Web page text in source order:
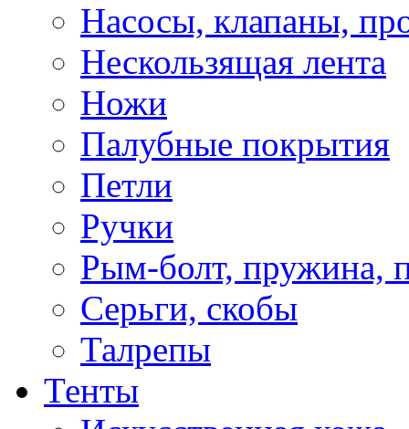
Насосы, клапаны,
Нескользящая лента
Ножи
Палубные покрытия
Петли
Ручки
Рым-болт, пружина,
Серьги, скобы
Талрепы
Тенты